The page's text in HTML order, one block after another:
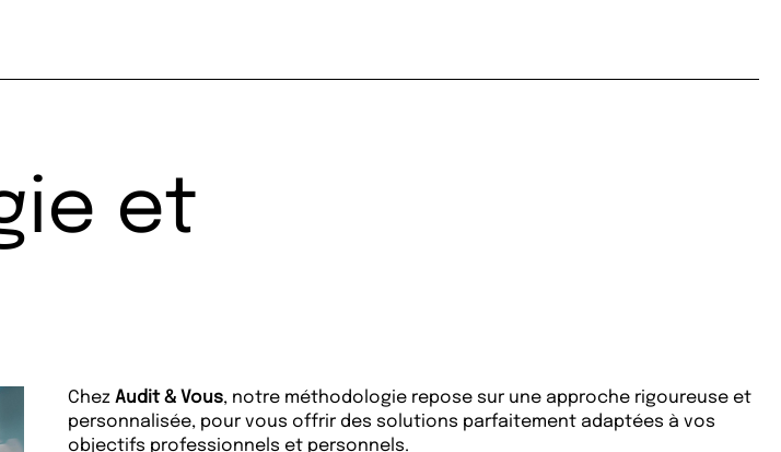
et
Chez Audit & Vous, notre méthodologie repose sur une approche rigoureuse et
personnalisée, pour vous offrir des solutions parfaitement adaptées à vos
objectifs professionnels et personnels.